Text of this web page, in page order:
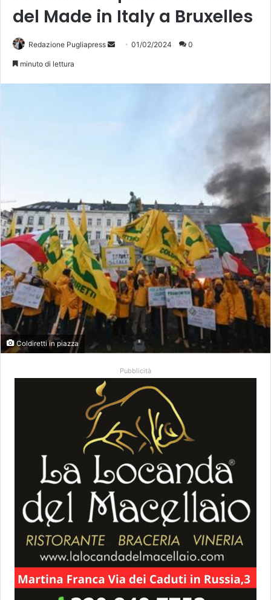
del Made in Italy a Bruxelles
Redazione Pugliapress
Invia 01/02/2024 0
minuto di lettura
Coldiretti in piazza
Pubblicità